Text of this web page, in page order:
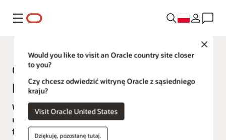
Menu
Close
Would you like to visit an Oracle country site closer
to you?
Czy chcesz odwiedzić witrynę Oracle z sąsiedniego
kraju?
Visit Oracle United States
Dziękuję, pozostanę tutaj.
Oracle Enterprise Resource
Planning (ERP)
W obliczu coraz szybszych zmian potrzebne są
najlepsze na rynku rozwiązania dla działu
finansowego oparte na sztucznej inteligencji.